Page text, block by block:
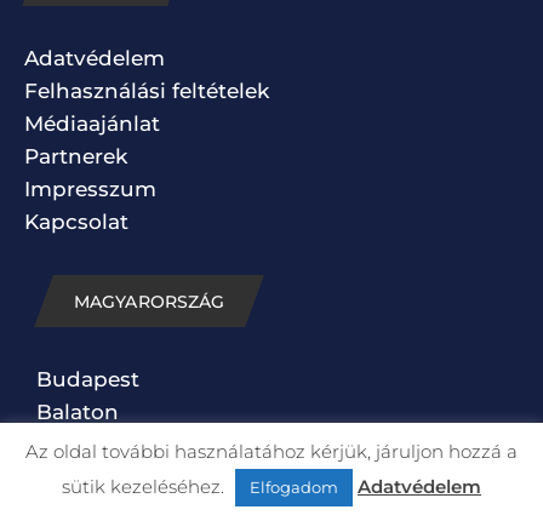
Adatvédelem
Felhasználási feltételek
Médiaajánlat
Partnerek
Impresszum
Kapcsolat
MAGYARORSZÁG
Budapest
Balaton
Dél-Alföld
Dél-Dunántúl
Az oldal további használatához kérjük, járuljon hozzá a
sütik kezeléséhez.
Elfogadom Adatvédelem